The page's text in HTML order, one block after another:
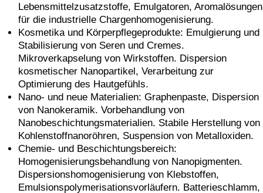
Lebensmittelzusatzstoffe, Emulgatoren, Aromalösungen
für die industrielle Chargenhomogenisierung.
Kosmetika und Körperpflegeprodukte: Emulgierung und
Stabilisierung von Seren und Cremes.
Mikroverkapselung von Wirkstoffen. Dispersion
kosmetischer Nanopartikel, Verarbeitung zur
Optimierung des Hautgefühls.
Nano- und neue Materialien: Graphenpaste, Dispersion
von Nanokeramik. Vorbehandlung von
Nanobeschichtungsmaterialien. Stabile Herstellung von
Kohlenstoffnanoröhren, Suspension von Metalloxiden.
Chemie- und Beschichtungsbereich:
Homogenisierungsbehandlung von Nanopigmenten.
Dispersionshomogenisierung von Klebstoffen,
Emulsionspolymerisationsvorläufern. Batterieschlamm,